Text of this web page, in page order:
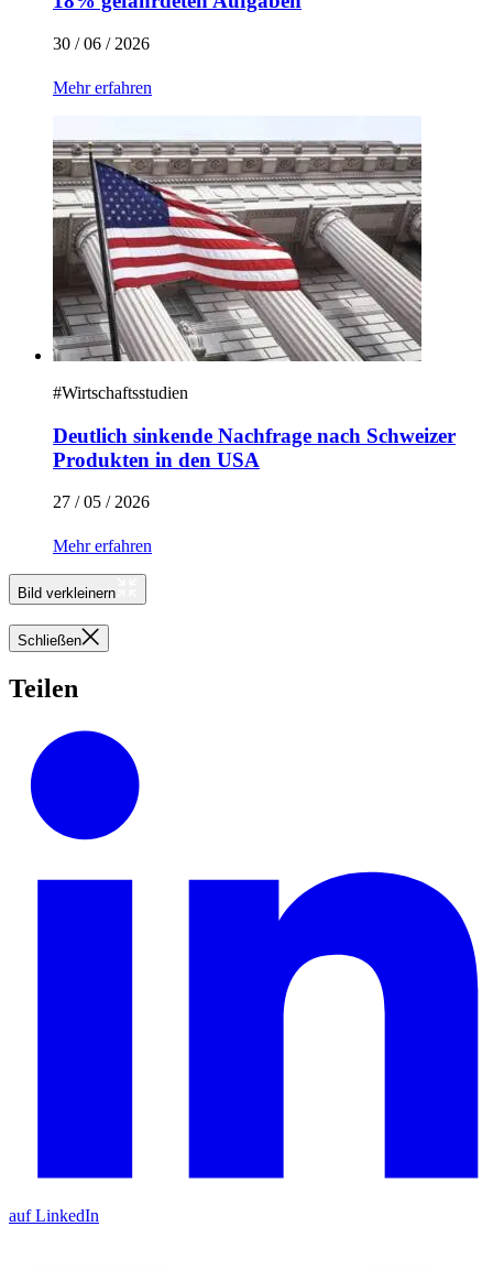
30 / 06 / 2026
Mehr erfahren
#Wirtschaftsstudien
Deutlich sinkende Nachfrage nach Schweizer
Produkten in den USA
27 / 05 / 2026
Mehr erfahren
Bild verkleinern
Schließen
Teilen
auf LinkedIn